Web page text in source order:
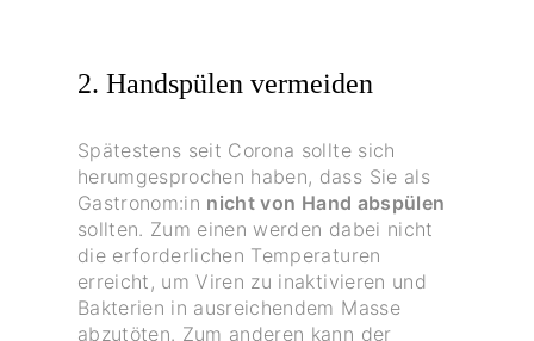
2. Handspülen vermeiden
Spätestens seit Corona sollte sich
herumgesprochen haben, dass Sie als
Gastronom:in nicht von Hand abspülen
sollten. Zum einen werden dabei nicht
die erforderlichen Temperaturen
erreicht, um Viren zu inaktivieren und
Bakterien in ausreichendem Masse
abzutöten. Zum anderen kann der